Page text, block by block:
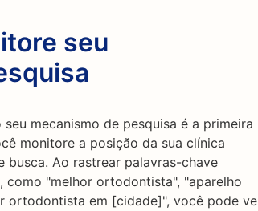
seu
mecanismo de pesquisa é a primeira
monitore a posição da sua clínica
Ao rastrear palavras-chave
"melhor ortodontista", "aparelho
em [cidade]", você pode